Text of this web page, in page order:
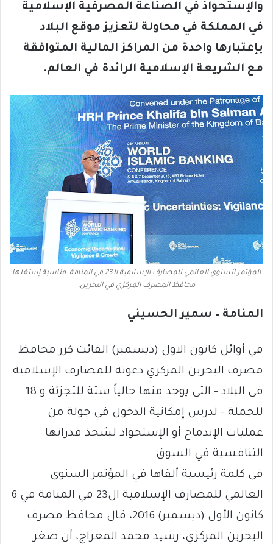
والإستحواذ في الصناعة المصرفية الإسلامية
في المملكة في محاولة لتعزيز موقع البلاد
بإعتبارها واحدة من المراكز المالية المتوافقة
مع الشريعة الإسلامية الرائدة في العالم.
المؤتمر السنوي العالمي للمصارف الإسلامية الـ23 في المنامة: مناسبة إستغلها
محافظ المصرف المركزي في البحرين.
المنامة – سمير الحسيني
في أوائل كانون الاول (ديسمبر) الفائت كرر محافظ
مصرف البحرين المركزي دعوته للمصارف الإسلامية
في البلاد – التي يوجد منها حالياً ستة للتجزئة و 18
للجملة – لدرس إمكانية الدخول في جولة من
عمليات الإندماج أو الإستحواذ لشحذ قدراتها
التنافسية في السوق.
في كلمة رئيسية ألقاها في المؤتمر السنوي
العالمي للمصارف الإسلامية ال23 في المنامة في 6
كانون الأول (ديسمبر) 2016، قال محافظ مصرف
البحرين المركزي، رشيد محمد المعراج، أن صغر